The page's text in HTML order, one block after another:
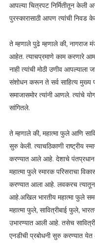
आपल्या चित्रपट निर्मितीतून
पुरस्कारासाठी आपण त्यांची निवड
ते म्हणाले पुढे म्हणाले की, नागराज
आहेत. त्याचप्रमाणे काम करणारे
नाही त्यांची मोठी उणीव आपल्याला
संशोधन करून ते सर्व साहित्य
समाजासमोर त्यांनी आणले. त्यांचे
सांगितले.
ते म्हणाले की, महात्मा फुले आणि
सुरु केली. त्याचठिकाणी राष्ट्रीय
करण्यात आले आहे. देशाचे पंतप्रधान
महात्मा फुले स्मारक परिसराचा
करण्यात आला आहे. लवकरच त्यातून
आहे.अखिल भारतीय महात्मा फुले समता
महात्मा फुले, सावित्रीबाई फुले,
उभारण्यात आली आहे. तसेच
एनडीची प्रबोधनी सुरु करण्यात येत